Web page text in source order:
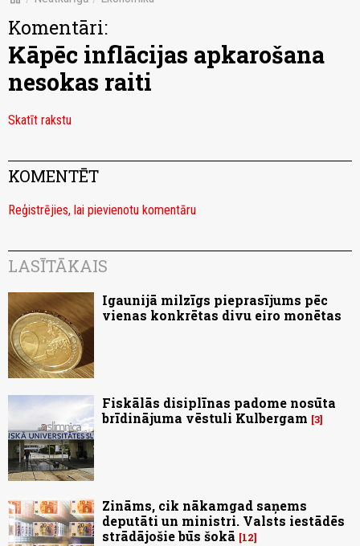
Komentāri:
Kāpēc inflācijas apkarošana
nesokas raiti
Skatīt rakstu
KOMENTĒT
Reģistrējies, lai pievienotu komentāru
LASĪTĀKAIS
Igaunijā milzīgs pieprasījums pēc
vienas konkrētas divu eiro monētas
Fiskālās disiplīnas padome nosūta
brīdinājuma vēstuli Kulbergam 3
Zināms, cik nākamgad saņems
deputāti un ministri. Valsts iestādēs
strādājošie būs šokā
12